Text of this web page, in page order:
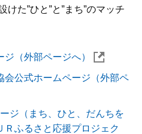
た”ひと”と”まち”のマッチ
（外部ページへ）
会公式ホームページ（外部ペ
ジ（まち、ひと、だんちを
ふるさと応援プロジェク